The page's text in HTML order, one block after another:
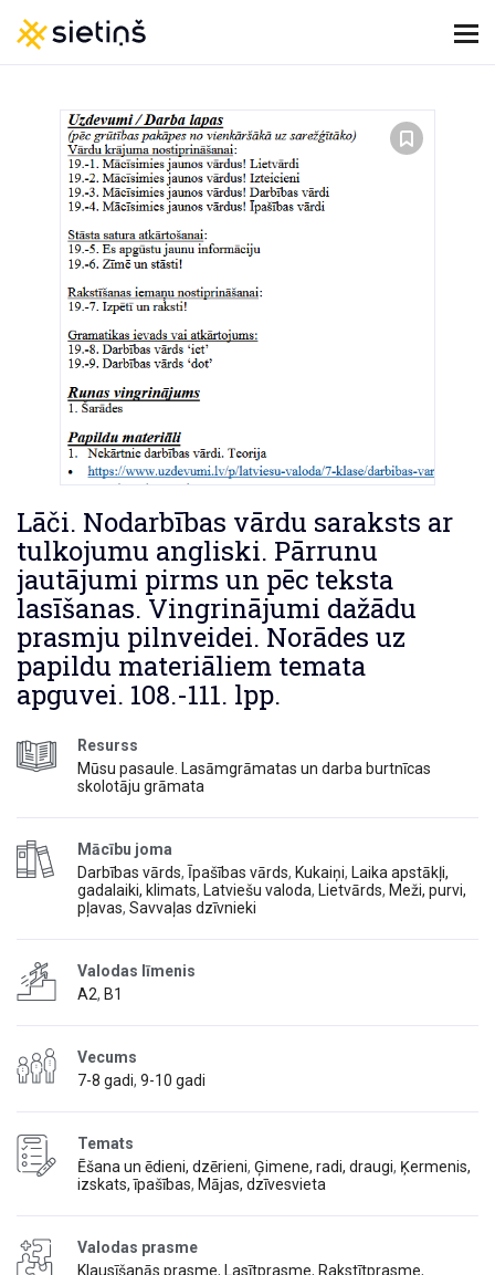
Lāči. Nodarbības vārdu saraksts ar
tulkojumu angliski. Pārrunu
jautājumi pirms un pēc teksta
lasīšanas. Vingrinājumi dažādu
prasmju pilnveidei. Norādes uz
papildu materiāliem temata
apguvei. 108.-111. lpp.
Resurss
Mūsu pasaule. Lasāmgrāmatas un darba burtnīcas
skolotāju grāmata
Mācību joma
Darbības vārds, Īpašības vārds, Kukaiņi, Laika apstākļi,
gadalaiki, klimats, Latviešu valoda, Lietvārds, Meži, purvi,
pļavas, Savvaļas dzīvnieki
Valodas līmenis
A2, B1
Vecums
7-8 gadi, 9-10 gadi
Temats
Ēšana un ēdieni, dzērieni, Ģimene, radi, draugi, Ķermenis,
izskats, īpašības, Mājas, dzīvesvieta
Valodas prasme
Klausīšanās prasme, Lasītprasme, Rakstītprasme,